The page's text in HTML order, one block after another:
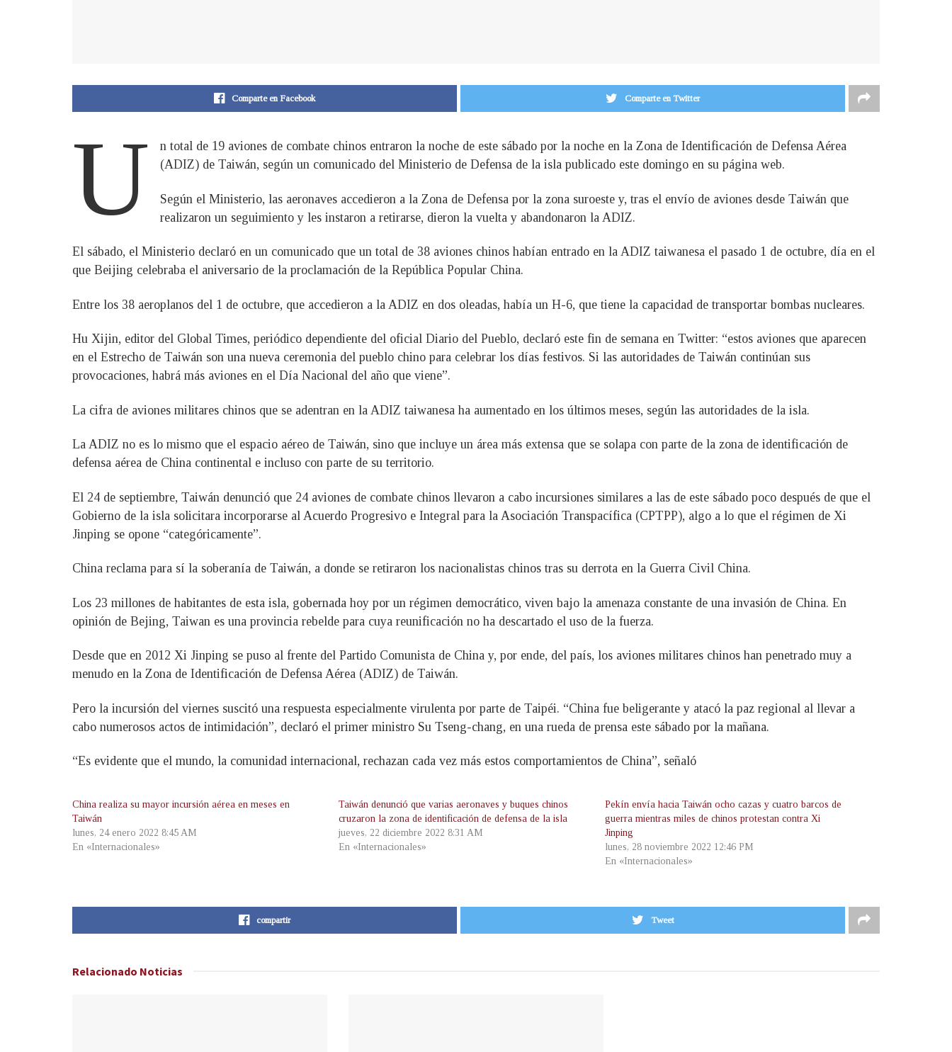
Comparte en Facebook Comparte en Twitter
U
n total de 19 aviones de combate chinos entraron la noche de este sábado por la noche en la Zona de Identificación de Defensa Aérea
(ADIZ) de Taiwán, según un comunicado del Ministerio de Defensa de la isla publicado este domingo en su página web.
Según el Ministerio, las aeronaves accedieron a la Zona de Defensa por la zona suroeste y, tras el envío de aviones desde Taiwán que
realizaron un seguimiento y les instaron a retirarse, dieron la vuelta y abandonaron la ADIZ.
El sábado, el Ministerio declaró en un comunicado que un total de 38 aviones chinos habían entrado en la ADIZ taiwanesa el pasado 1 de octubre, día en el
que Beijing celebraba el aniversario de la proclamación de la República Popular China.
Entre los 38 aeroplanos del 1 de octubre, que accedieron a la ADIZ en dos oleadas, había un H-6, que tiene la capacidad de transportar bombas nucleares.
Hu Xijin, editor del Global Times, periódico dependiente del oficial Diario del Pueblo, declaró este fin de semana en Twitter: “estos aviones que aparecen
en el Estrecho de Taiwán son una nueva ceremonia del pueblo chino para celebrar los días festivos. Si las autoridades de Taiwán continúan sus
provocaciones, habrá más aviones en el Día Nacional del año que viene”.
La cifra de aviones militares chinos que se adentran en la ADIZ taiwanesa ha aumentado en los últimos meses, según las autoridades de la isla.
La ADIZ no es lo mismo que el espacio aéreo de Taiwán, sino que incluye un área más extensa que se solapa con parte de la zona de identificación de
defensa aérea de China continental e incluso con parte de su territorio.
El 24 de septiembre, Taiwán denunció que 24 aviones de combate chinos llevaron a cabo incursiones similares a las de este sábado poco después de que el
Gobierno de la isla solicitara incorporarse al Acuerdo Progresivo e Integral para la Asociación Transpacífica (CPTPP), algo a lo que el régimen de Xi
Jinping se opone “categóricamente”.
China reclama para sí la soberanía de Taiwán, a donde se retiraron los nacionalistas chinos tras su derrota en la Guerra Civil China.
Los 23 millones de habitantes de esta isla, gobernada hoy por un régimen democrático, viven bajo la amenaza constante de una invasión de China. En
opinión de Bejing, Taiwan es una provincia rebelde para cuya reunificación no ha descartado el uso de la fuerza.
Desde que en 2012 Xi Jinping se puso al frente del Partido Comunista de China y, por ende, del país, los aviones militares chinos han penetrado muy a
menudo en la Zona de Identificación de Defensa Aérea (ADIZ) de Taiwán.
Pero la incursión del viernes suscitó una respuesta especialmente virulenta por parte de Taipéi. “China fue beligerante y atacó la paz regional al llevar a
cabo numerosos actos de intimidación”, declaró el primer ministro Su Tseng-chang, en una rueda de prensa este sábado por la mañana.
“Es evidente que el mundo, la comunidad internacional, rechazan cada vez más estos comportamientos de China”, señaló
China realiza su mayor incursión aérea en meses en
Taiwán
lunes, 24 enero 2022 8:45 AM
En «Internacionales»
Taiwán denunció que varias aeronaves y buques chinos
cruzaron la zona de identificación de defensa de la isla
jueves, 22 diciembre 2022 8:31 AM
En «Internacionales»
Pekín envía hacia Taiwán ocho cazas y cuatro barcos de
guerra mientras miles de chinos protestan contra Xi
Jinping
lunes, 28 noviembre 2022 12:46 PM
En «Internacionales»
compartir Tweet
Relacionado Noticias